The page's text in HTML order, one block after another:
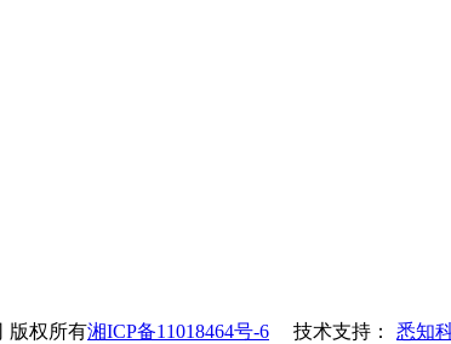
版权所有湘ICP备11018464号-6 技术支持： 悉知